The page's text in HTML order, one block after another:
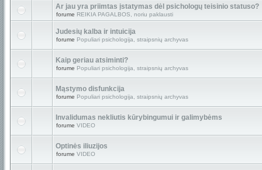
Ar jau yra priimtas įstatymas dėl psichologų teisinio statuso?
forume REIKIA PAGALBOS, noriu paklausti
Judesių kalba ir intuicija
forume Populiari psichologija, straipsnių archyvas
Kaip geriau atsiminti?
forume Populiari psichologija, straipsnių archyvas
Mąstymo disfunkcija
forume Populiari psichologija, straipsnių archyvas
Invalidumas nekliutis kūrybingumui ir galimybėms
forume VIDEO
Optinės iliuzijos
forume VIDEO